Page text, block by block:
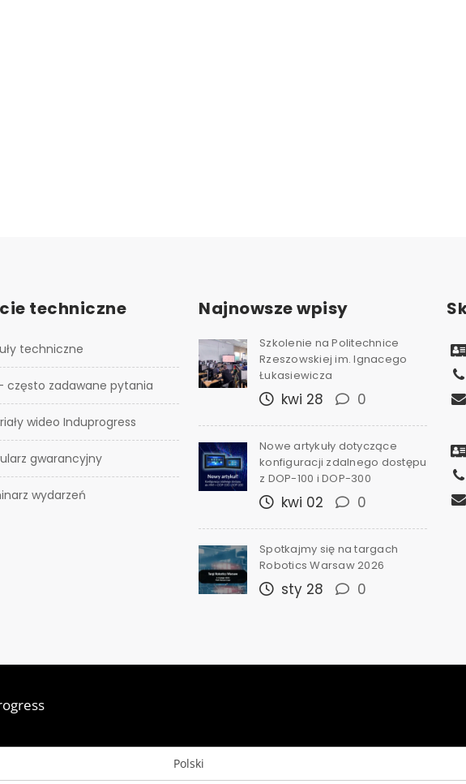
techniczne
techniczne
często zadawane pytania
wideo Induprogress
gwarancyjny
wydarzeń
Najnowsze wpisy
Szkolenie na Politechnice
Rzeszowskiej im. Ignacego
Łukasiewicza
kwi 28 0
Nowe artykuły dotyczące
konfiguracji zdalnego dostępu
z DOP-100 i DOP-300
kwi 02 0
Spotkajmy się na targach
Robotics Warsaw 2026
sty 28 0
Polski